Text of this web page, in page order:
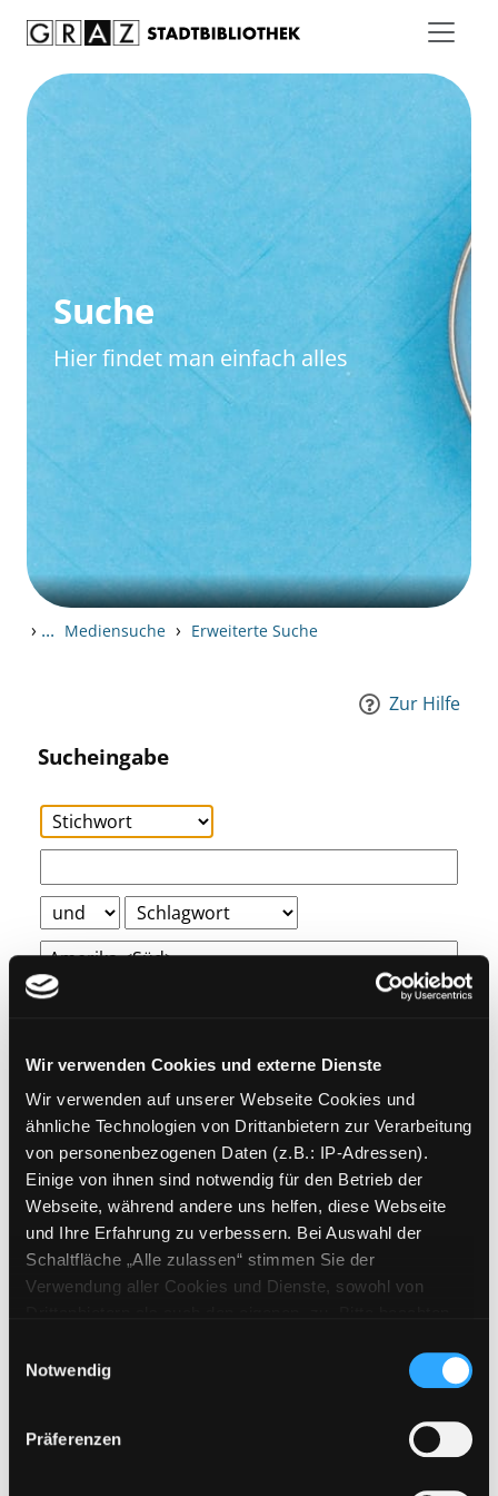
Wir verwenden Cookies und externe Dienste
Wir verwenden auf unserer Webseite Cookies und
ähnliche Technologien von Drittanbietern zur Verarbeitung
von personenbezogenen Daten (z.B.: IP-Adressen).
Einige von ihnen sind notwendig für den Betrieb der
Webseite, während andere uns helfen, diese Webseite
und Ihre Erfahrung zu verbessern. Bei Auswahl der
Schaltfläche „Alle zulassen“ stimmen Sie der
Verwendung aller Cookies und Dienste, sowohl von
Cookies von Drittanbietern, eine Verarbeitung in
unsicheren Drittländern (Länder außerhalb des EWR
ohne adäquates Datenschutzniveau) stattfinden kann. In
diesem Zusammenhang können aktuell Risiken für
Notwendig
Präferenzen
Suche
Hier findet man einfach alles
› ... Mediensuche › Erweiterte Suche
Zur Hilfe
Sucheingabe
Weitere Suchkriterien
Erwerbungen der letzten Tage
Jahr von
Medien anzeigen, die nach dem Jahr veröffentlicht
Jahr bis
Medien anzeigen, die vor dem
E-Medien
Mediengruppe